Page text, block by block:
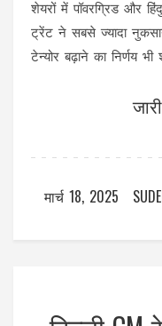
शेयरों में पॉवरग्रिड और
ट्रेंट ने सबसे ज्यादा
टेन्योर बढ़ाने का निर्णय
मार्च 18, 2025